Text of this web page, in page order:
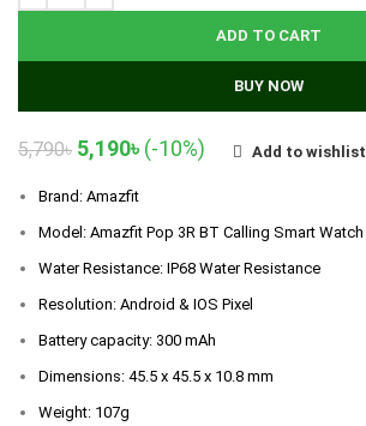
ADD TO CART
BUY NOW
5,790৳ Original
was:
5,790৳.
5,190৳Current
is:
5,190৳.
(-10%) Add to wishlist
Brand: Amazfit
Model: Amazfit Pop 3R BT Calling Smart Watch
Water Resistance: IP68 Water Resistance
Resolution: Android & IOS Pixel
Battery capacity: 300 mAh
Dimensions: 45.5 x 45.5 x 10.8 mm
Weight: 107g